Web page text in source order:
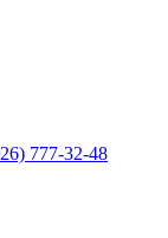
777-32-48